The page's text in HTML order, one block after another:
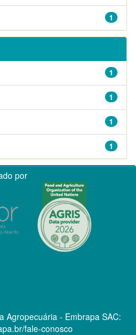
1
1
1
1
1
por
Agropecuária - Embrapa SAC:
fale-conosco